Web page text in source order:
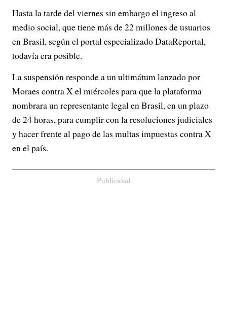
Hasta la tarde del viernes sin embargo el ingreso al
medio social, que tiene más de 22 millones de usuarios
en Brasil, según el portal especializado DataReportal,
todavía era posible.
La suspensión responde a un ultimátum lanzado por
Moraes contra X el miércoles para que la plataforma
nombrara un representante legal en Brasil, en un plazo
de 24 horas, para cumplir con la resoluciones judiciales
y hacer frente al pago de las multas impuestas contra X
en el país.
Publicidad